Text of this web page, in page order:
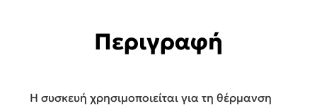
Περιγραφή
Η συσκευή χρησιμοποιείται για τη θέρμανση